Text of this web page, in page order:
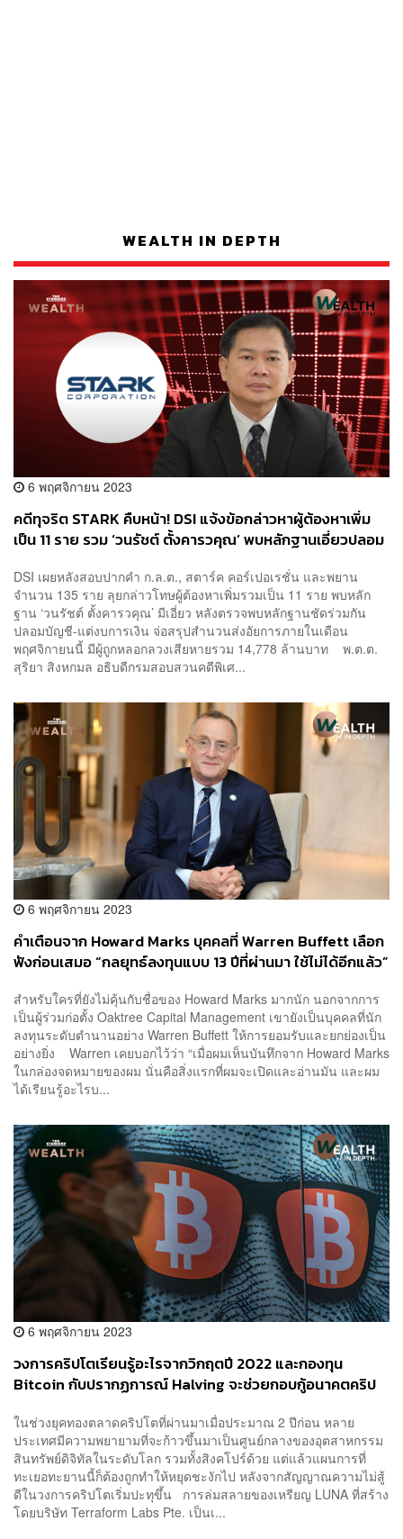
WEALTH IN DEPTH
6 พฤศจิกายน 2023
คดีทุจริต STARK คืบหน้า! DSI แจ้งข้อกล่าวหาผู้ต้องหาเพิ่ม
เป็น 11 ราย รวม ‘วนรัชต์ ตั้งคารวคุณ’ พบหลักฐานเอี่ยวปลอม
พ.ย. นี้
DSI เผยหลังสอบปากคำ ก.ล.ต., สตาร์ค คอร์เปอเรชั่น และพยาน
จำนวน 135 ราย ลุยกล่าวโทษผู้ต้องหาเพิ่มรวมเป็น 11 ราย พบหลัก
ฐาน ‘วนรัชต์ ตั้งคารวคุณ’ มีเอี่ยว หลังตรวจพบหลักฐานชัดร่วมกัน
ปลอมบัญชี-แต่งบการเงิน จ่อสรุปสำนวนส่งอัยการภายในเดือน
พฤศจิกายนนี้ มีผู้ถูกหลอกลวงเสียหายรวม 14,778 ล้านบาท พ.ต.ต.
สุริยา สิงหกมล อธิบดีกรมสอบสวนคดีพิเศ...
6 พฤศจิกายน 2023
คำเตือนจาก Howard Marks บุคคลที่ Warren Buffett เลือก
ฟังก่อนเสมอ “กลยุทธ์ลงทุนแบบ 13 ปีที่ผ่านมา ใช้ไม่ได้อีกแล้ว”
สำหรับใครที่ยังไม่คุ้นกับชื่อของ Howard Marks มากนัก นอกจากการ
เป็นผู้ร่วมก่อตั้ง Oaktree Capital Management เขายังเป็นบุคคลที่นัก
ลงทุนระดับตำนานอย่าง Warren Buffett ให้การยอมรับและยกย่องเป็น
อย่างยิ่ง Warren เคยบอกไว้ว่า “เมื่อผมเห็นบันทึกจาก Howard Marks
ในกล่องจดหมายของผม นั่นคือสิ่งแรกที่ผมจะเปิดและอ่านมัน และผม
ได้เรียนรู้อะไรบ...
6 พฤศจิกายน 2023
วงการคริปโตเรียนรู้อะไรจากวิกฤตปี 2022 และกองทุน
Bitcoin กับปรากฏการณ์ Halving จะช่วยกอบกู้อนาคตคริป
ในช่วงยุคทองตลาดคริปโตที่ผ่านมาเมื่อประมาณ 2 ปีก่อน หลาย
ประเทศมีความพยายามที่จะก้าวขึ้นมาเป็นศูนย์กลางของอุตสาหกรรม
สินทรัพย์ดิจิทัลในระดับโลก รวมทั้งสิงคโปร์ด้วย แต่แล้วแผนการที่
ทะเยอทะยานนี้ก็ต้องถูกทำให้หยุดชะงักไป หลังจากสัญญาณความไม่สู้
ดีในวงการคริปโตเริ่มปะทุขึ้น การล่มสลายของเหรียญ LUNA ที่สร้าง
โดยบริษัท Terraform Labs Pte. เป็นเ...